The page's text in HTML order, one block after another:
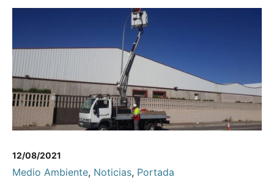
12/08/2021
Medio Ambiente, Noticias, Portada